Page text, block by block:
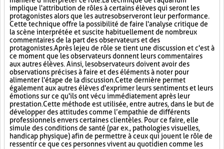
implique l'attribution de rôles à certains élèves qui seront les
protagonistes alors que les autres observeront leur performance.
Cette technique offre la possibilité de faire l'analyse critique de
la scène interprétée et suscite habituellement de nombreux
commentaires de la part des observateurs et des
protagonistes. Après le jeu de rôle se tient une discussion et c'est à
ce moment que les observateurs donnent leurs commentaires
aux autres élèves. Ainsi, les observateurs doivent avoir des
observations précises à faire et des éléments à noter pour
alimenter l'étape de la discussion. Cette dernière permet
également aux autres élèves d'exprimer leurs sentiments et leurs
émotions sur ce qu'ils ont vécu immédiatement après leur
prestation. Cette méthode est utilisée, entre autres, dans le but de
développer des attitudes comme l’empathie de différents
professionnels envers certaines clientèles. Pour ce faire, elle
simule des conditions de santé (par ex., pathologies visuelles,
handicap physique) afin de permettre à ceux qui jouent le rôle de
ressentir ce que ces personnes vivent au quotidien comme les